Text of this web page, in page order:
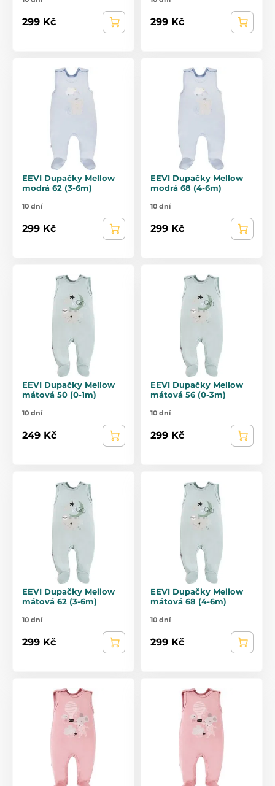
299 Kč 299 Kč
EEVI Dupačky Mellow
modrá 62 (3-6m)
10 dní
299 Kč
EEVI Dupačky Mellow
modrá 68 (4-6m)
10 dní
299 Kč
EEVI Dupačky Mellow
mátová 50 (0-1m)
10 dní
249 Kč
EEVI Dupačky Mellow
mátová 56 (0-3m)
10 dní
299 Kč
EEVI Dupačky Mellow
mátová 62 (3-6m)
10 dní
299 Kč
EEVI Dupačky Mellow
mátová 68 (4-6m)
10 dní
299 Kč